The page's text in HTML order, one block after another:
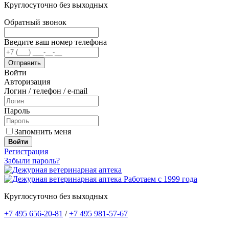
Круглосуточно без выходных
Обратный звонок
Введите ваш номер телефона
Войти
Авторизация
Логин / телефон / e-mail
Пароль
Запомнить меня
Войти
Регистрация
Забыли пароль?
Работаем с 1999 года
Круглосуточно без выходных
+7 495 656-20-81 /+7 495 981-57-67